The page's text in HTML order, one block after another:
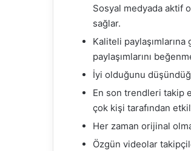
Sosyal medyada aktif
sağlar.
Kaliteli
paylaşımlarını
İyi olduğunu
En son trendleri takip
çok kişi tarafından
Her zaman orijinal
Özgün videolar